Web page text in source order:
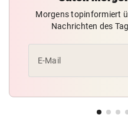
Morgens topinformiert
Nachrichten des
E-Mail